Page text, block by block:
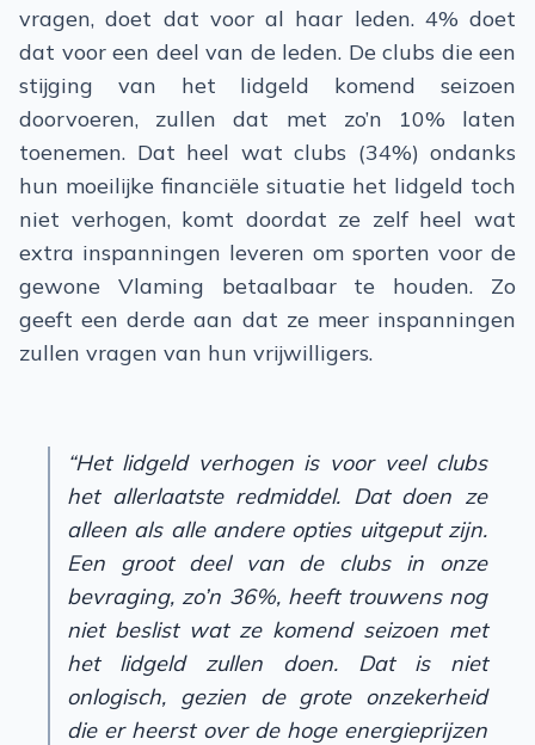
vragen, doet dat voor al haar leden. 4% doet
dat voor een deel van de leden. De clubs die een
stijging van het lidgeld komend seizoen
doorvoeren, zullen dat met zo’n 10% laten
toenemen. Dat heel wat clubs (34%) ondanks
hun moeilijke financiële situatie het lidgeld toch
niet verhogen, komt doordat ze zelf heel wat
extra inspanningen leveren om sporten voor de
gewone Vlaming betaalbaar te houden. Zo
geeft een derde aan dat ze meer inspanningen
zullen vragen van hun vrijwilligers.
“Het lidgeld verhogen is voor veel clubs
het allerlaatste redmiddel. Dat doen ze
alleen als alle andere opties uitgeput zijn.
Een groot deel van de clubs in onze
bevraging, zo’n 36%, heeft trouwens nog
niet beslist wat ze komend seizoen met
het lidgeld zullen doen. Dat is niet
onlogisch, gezien de grote onzekerheid
die er heerst over de hoge energieprijzen